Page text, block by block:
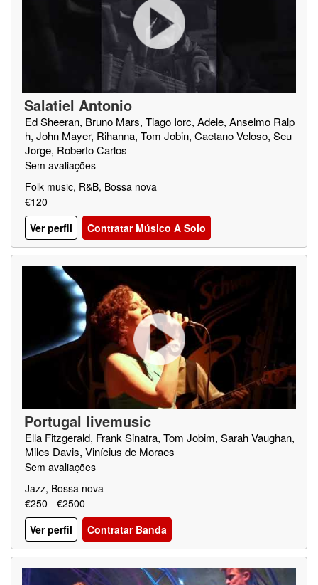
Salatiel Antonio
Ed Sheeran, Bruno Mars, Tiago Iorc, Adele, Anselmo Ralp
h, John Mayer, Rihanna, Tom Jobin, Caetano Veloso, Seu
Jorge, Roberto Carlos
Sem avaliações
Folk music, R&B, Bossa nova
€120
Ver perfil
Contratar Músico A Solo
Portugal livemusic
Ella Fitzgerald, Frank Sinatra, Tom Jobim, Sarah Vaughan,
Miles Davis, Vinícius de Moraes
Sem avaliações
Jazz, Bossa nova
€250 - €2500
Ver perfil
Contratar Banda